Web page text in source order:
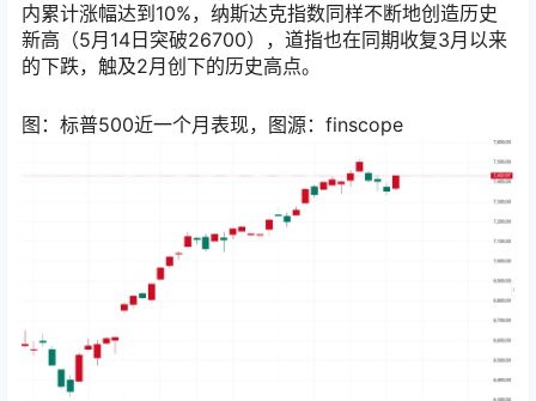
内累计涨幅达到10%，纳斯达克指数同样不断地创造历史
新高（5月14日突破26700），道指也在同期收复3月以来
的下跌，触及2月创下的历史高点。
图：标普500近一个月表现，图源：finscope